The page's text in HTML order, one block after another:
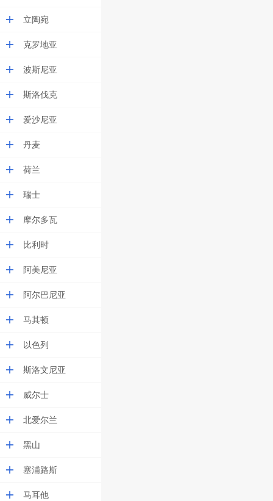
立陶宛
克罗地亚
波斯尼亚
斯洛伐克
爱沙尼亚
丹麦
荷兰
瑞士
摩尔多瓦
比利时
阿美尼亚
阿尔巴尼亚
马其顿
以色列
斯洛文尼亚
威尔士
北爱尔兰
黑山
塞浦路斯
马耳他